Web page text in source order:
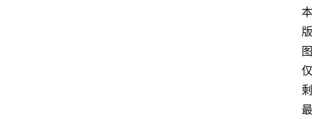
本
版
图
仅
剩
最